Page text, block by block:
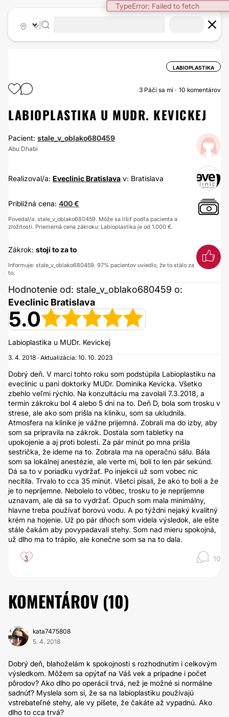
TypeError: Failed to fetch
LABIOPLASTIKA
3 Páči sa mi 10 komentárov
LABIOPLASTIKA U MUDR. KEVICKEJ
Pacient: stale_v_oblako680459
Abu Dhabi
Realizoval/a: Eveclinic Bratislava v: Bratislava
Približná cena: 400 €
Povedal/a: stale_v_oblako680459. Môže sa líšiť podľa pacienta a
zložitosti. Priemerná cena zákroku: Labioplastika je od 1.000 €.
Zákrok: stojí to za to
Informuje: stale_v_oblako680459. 97% pacientov uviedlo, že to stálo za
to.
Hodnotenie od: stale_v_oblako680459 o:
Eveclinic Bratislava
5.0
Labioplastika u MUDr. Kevickej
3. 4. 2018 · Aktualizácia: 10. 10. 2023
Dobrý deň. V marci tohto roku som podstúpila Labioplastiku na
eveclinic u pani doktorky MUDr. Dominika Kevicka. Všetko
zbehlo veľmi rýchlo. Na konzultáciu ma zavolali 7.3.2018, a
termín zákroku bol 4 alebo 5 dni na to. Deň D, bola som trosku v
strese, ale ako som prišla na kliniku, som sa ukludnila.
Atmosfera na klinike je vážne prijemná. Zobrali ma do izby, aby
som sa pripravila na zákrok. Dostala som tabletky na
upokojenie a aj proti bolesti. Za pár minút po mna prišla
sestrička, že ideme na to. Zobrala ma na operačnú sálu. Bála
som sa lokálnej anestézie, ale verte mi, bolí to len pár sekúnd.
Dá sa to v poriadku vydržať. Po injekcii už som vobec nic
necítila. Trvalo to cca 35 minút. Všetci písali, že ako to bolí a že
je to nepríjemne. Nebolelo to vôbec, trosku to je nepríjemne
uznavam, ale dá sa to vydržať. Opuch som mala minimálny,
hlavne treba používať borovú vodu. A po týždni nejaký kvalitný
krém na hojenie. Už po pár dňoch som videla výsledok, ale ešte
stále čakám aby povypadavali stehy. Som nad mieru spokojná,
už dlho ma to trápilo, ale konečne som sa na to dala.
3 10
KOMENTÁROV (10)
kata7475808
5. 4. 2018
Dobrý deň, blahoželám k spokojnosti s rozhodnutím i celkovým
výsledkom. Môžem sa opýtať na Váš vek a prípadne i počet
pôrodov? Ako dlho po operácii trvá, než je možné si normálne
sadnúť? Myslela som si, že sa na labioplastiku používajú
vstrebateľné stehy, ale vy píšete, že čakáte až vypadnú. Ako
dlho to cca trvá?